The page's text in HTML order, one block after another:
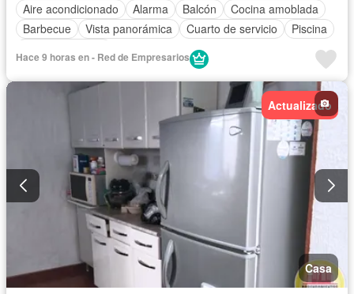
Aire acondicionado
Alarma Balcón
Cocina amoblada
Barbecue
Vista panorámica Cuarto de servicio
Piscina
Hace 9 horas en - Red de Empresarios
Actualizado
Casa